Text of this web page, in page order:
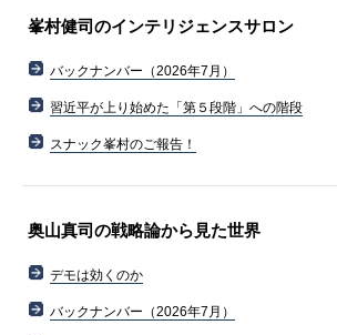
峯村健司のインテリジェンスサロン
バックナンバー（2026年7月）
習近平が上り始めた「第５段階」への階段
スナック峯村のご報告！
奥山真司の戦略論から見た世界
デモは効くのか
バックナンバー（2026年7月）